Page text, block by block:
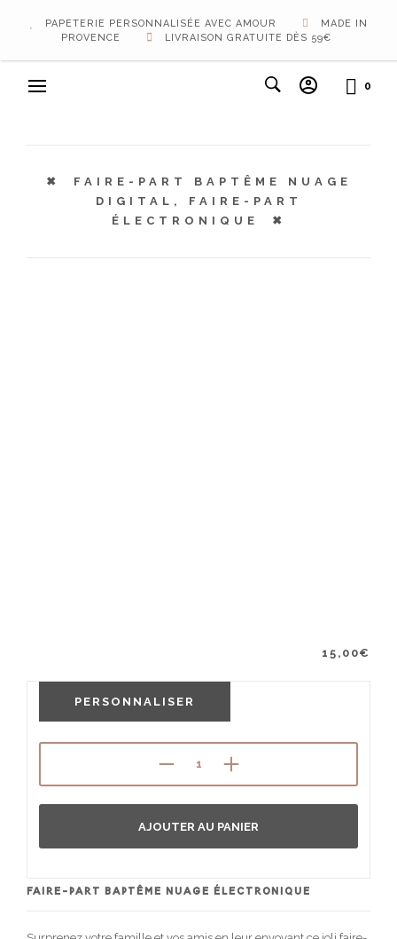
PAPETERIE PERSONNALISÉE AVEC AMOUR
MADE IN
PROVENCE
LIVRAISON GRATUITE DÈS 59€
0
FAIRE-PART BAPTÊME NUAGE
DIGITAL, FAIRE-PART
ÉLECTRONIQUE
15,00€
FAIRE-PART BAPTÊME NUAGE ÉLECTRONIQUE
PERSONNALISER
AJOUTER AU PANIER